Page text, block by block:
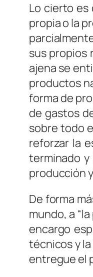
Lo cierto es
propia o la
sus propios
ajena se
productos
forma de
de gastos
sobre todo
reforzar la
terminado y
producción
De forma
mundo, a
encargo
técnicos y
entregue el